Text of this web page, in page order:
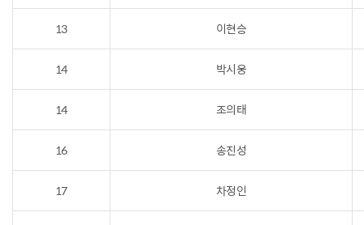
13 이현승
14 박시웅
14 조의태
16 송진성
17 차정인